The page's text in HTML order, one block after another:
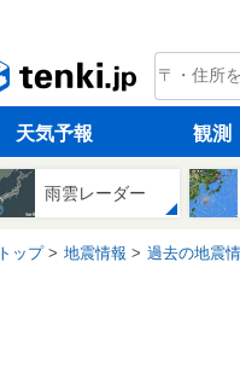
tenki.jp
天気予報 観測
雨雲レーダー
トップ 地震情報 過去の地震